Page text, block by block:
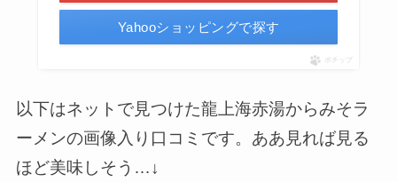
Yahooショッピングで探す
ポチップ
以下はネットで見つけた龍上海赤湯からみそラ
ーメンの画像入り口コミです。ああ見れば見る
ほど美味しそう…↓